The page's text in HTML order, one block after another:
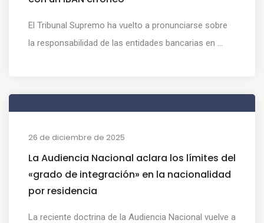
El Tribunal Supremo ha vuelto a pronunciarse sobre
la responsabilidad de las entidades bancarias en ...
26 de diciembre de 2025
La Audiencia Nacional aclara los límites del
«grado de integración» en la nacionalidad
por residencia
La reciente doctrina de la Audiencia Nacional vuelve a